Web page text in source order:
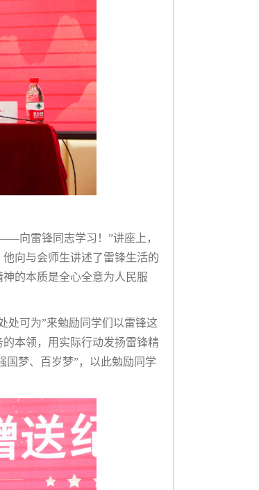
向雷锋同志学习！”讲座上，
向与会师生讲述了雷锋生活的
的本质是全心全意为人民服
可为”来勉励同学们以雷锋这
本领，用实际行动发扬雷锋精
国梦、百岁梦”，以此勉励同学